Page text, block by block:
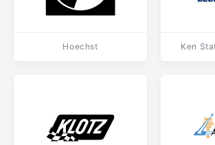
Hoechst Ken